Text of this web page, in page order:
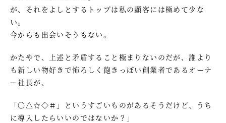
が、それをよしとするトップは私の顧客には極めて少な
い。
今からも出会いそうもない。
かたやで、上述と矛盾すること極まりないのだが、誰より
も新しい物好きで怖ろしく飽きっぽい創業者であるオーナ
ー社長が、
「〇△☆◇＃」というすごいものがあるそうだけど、うち
に導入したらいいのではないか？」